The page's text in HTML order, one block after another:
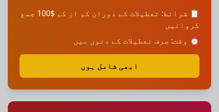
📋 شرائط: تعطیلات کے دوران کم از کم $100 جمع
کروائیں
⏰ وقت: صرف تعطیلات کے دنوں میں
ابھی شامل ہوں